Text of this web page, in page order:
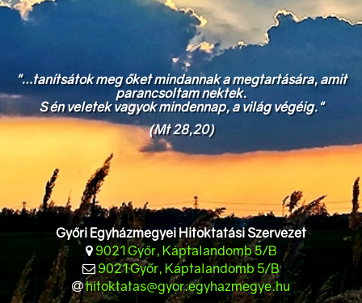
"…tanítsátok meg őket mindannak a megtartására, amit
parancsoltam nektek.
S én veletek vagyok mindennap, a világ végéig."
(Mt 28,20)
Győri Egyházmegyei Hitoktatási Szervezet
9021 Győr, Káptalandomb 5/B
9021 Győr, Káptalandomb 5/B
hitoktatas@gyor.egyhazmegye.hu